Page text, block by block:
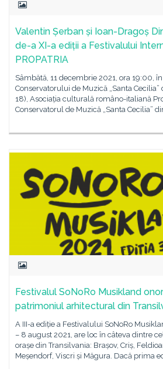
Valentin Șerban și Ioan-Dragoș
de-a XI-a ediții a Festivalului
PROPATRIA
Sâmbătă, 11 decembrie 2021, ora 19:00,
Conservatorului de Muzică „Santa Cecilia”
18), Asociația culturală româno-italiană
Conservatorul de Muzică „Santa Cecilia”
Festivalul SoNoRo Musikland
patrimoniul arhitectural din
A III-a ediție a Festivalului SoNoRo
– 8 august 2021, are loc în câteva dintre
orașe din Transilvania: Brașov, Criș,
Meșendorf, Viscri și Măgura. Dacă prima